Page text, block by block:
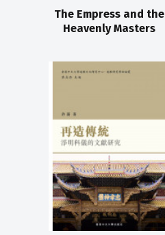
The Empress and the
Heavenly Masters